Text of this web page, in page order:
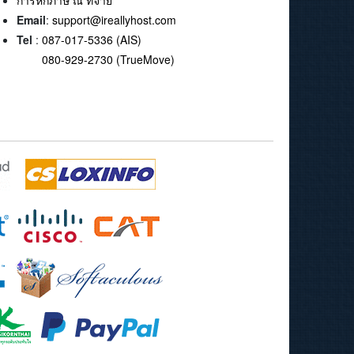
Email: support@ireallyhost.com
Tel : 087-017-5336 (AIS)
080-929-2730 (TrueMove)